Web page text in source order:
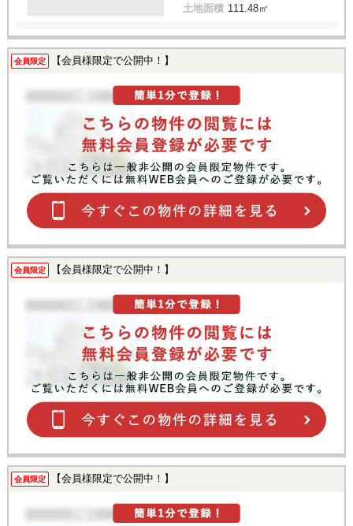
土地面積 111.48㎡
会員限定 【会員様限定で公開中！】
会員限定 【会員様限定で公開中！】
会員限定 【会員様限定で公開中！】